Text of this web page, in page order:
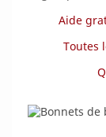
Aide
Toutes